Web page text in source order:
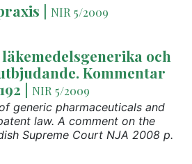
| NIR 5/2009
och
Kommentar
| NIR 5/2009
generic pharmaceuticals and
law. A comment on the
Supreme Court NJA 2008 p.